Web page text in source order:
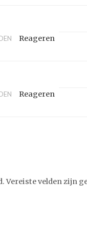
Reageren
Reageren
Vereiste velden zijn